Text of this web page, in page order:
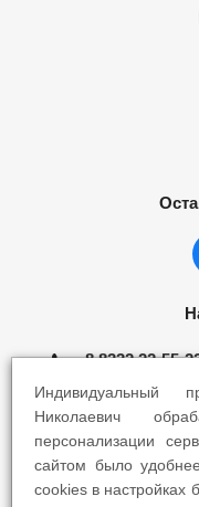
8 8332 22-55-
Индивидуальный
Николаевич
персонализации
сайтом было
cookies в настройках